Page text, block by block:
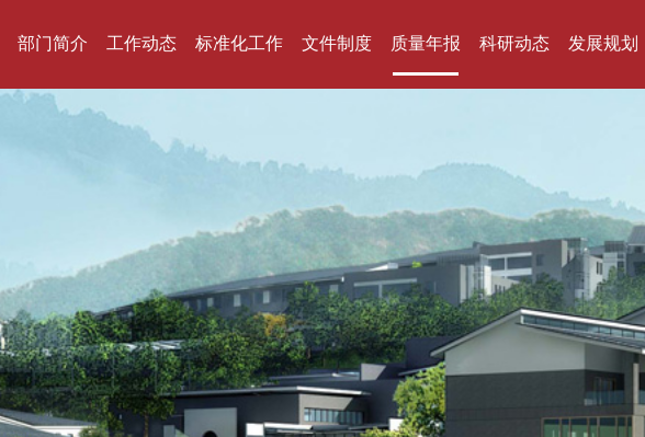
部门简介 工作动态 标准化工作 文件制度 质量年报 科研动态 发展规划